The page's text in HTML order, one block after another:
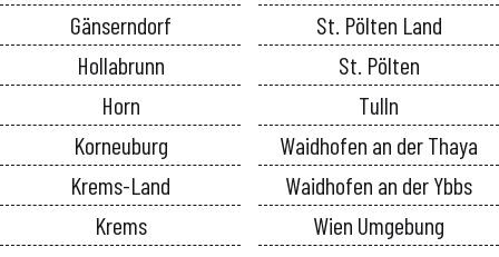
Gänserndorf
Hollabrunn
Horn
Korneuburg
Krems-Land
Krems
St. Pölten Land
St. Pölten
Tulln
Waidhofen an der Thaya
Waidhofen an der Ybbs
Wien Umgebung